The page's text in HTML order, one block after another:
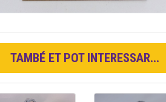
TAMBÉ ET POT INTERESSAR...